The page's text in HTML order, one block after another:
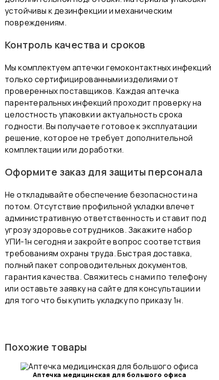
устойчивы к дезинфекции и механическим
повреждениям.
Контроль качества и сроков
Мы комплектуем аптечки гемоконтактных инфекций
только сертифицированными изделиями от
проверенных поставщиков. Каждая аптечка
парентеральных инфекций проходит проверку на
целостность упаковки и актуальность срока
годности. Вы получаете готовое к эксплуатации
решение, которое не требует дополнительной
комплектации или доработки.
Оформите заказ для защиты персонала
Не откладывайте обеспечение безопасности на
потом. Отсутствие профильной укладки влечет
административную ответственность и ставит под
угрозу здоровье сотрудников. Закажите набор
УПИ-1н сегодня и закройте вопрос соответствия
требованиям охраны труда. Быстрая доставка,
полный пакет сопроводительных документов,
гарантия качества. Свяжитесь с нами по телефону
или оставьте заявку на сайте для консультации и
для того что бы купить укладку по приказу 1н.
Похожие товары
Аптечка медицинская для большого офиса